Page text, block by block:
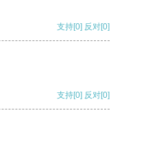
支持[0] 反对[0]
支持[0] 反对[0]